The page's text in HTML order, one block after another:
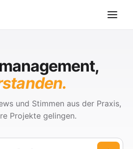
und Stimmen aus der Praxis,
Projekte gelingen.